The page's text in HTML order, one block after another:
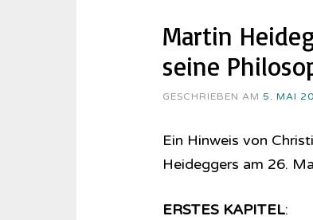
Martin
seine
GESCHRIEBEN AM 5. MAI
Ein Hinweis von
Heideggers am 26.
ERSTES KAPITEL: